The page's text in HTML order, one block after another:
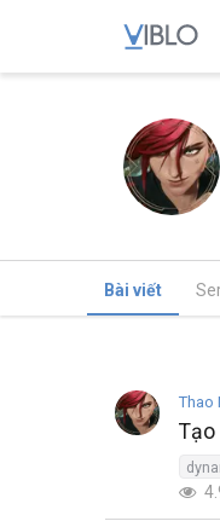
Bài viết
Thao
Tạo